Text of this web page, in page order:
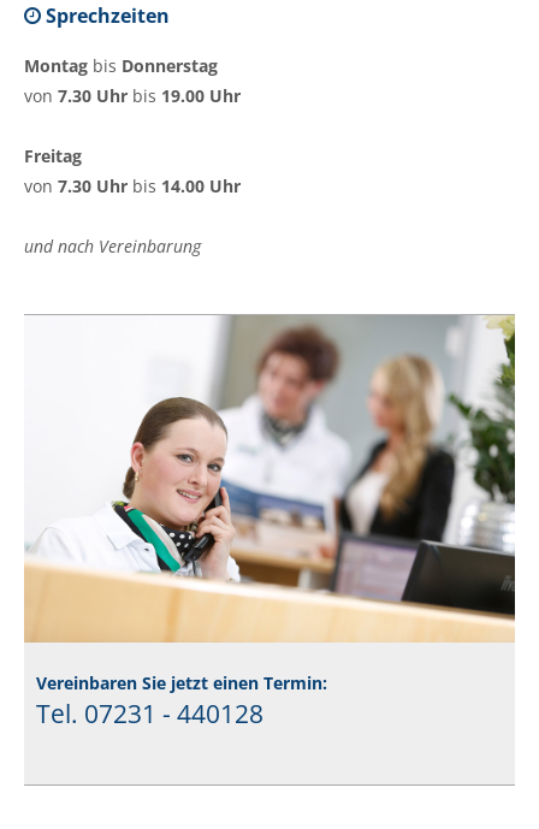
Sprechzeiten
Montag bis Donnerstag
von 7.30 Uhr bis 19.00 Uhr
Freitag
von 7.30 Uhr bis 14.00 Uhr
und nach Vereinbarung
Vereinbaren Sie jetzt einen Termin:
Tel. 07231 - 440128